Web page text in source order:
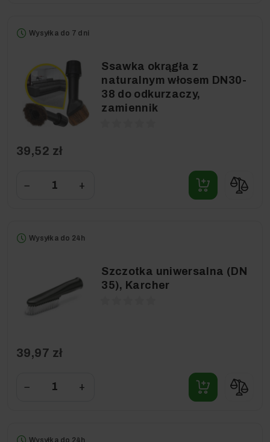
Wysyłka do 7 dni
Ssawka okrągła z
naturalnym włosem DN30-
38 do odkurzaczy,
zamiennik
39,52 zł
− +
Wysyłka do 24h
Szczotka uniwersalna (DN
35), Karcher
39,97 zł
− +
Wysyłka do 24h